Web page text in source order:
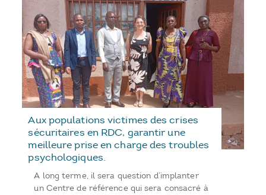
Aux populations victimes des crises
sécuritaires en RDC, garantir une
meilleure prise en charge des troubles
psychologiques.
A long terme, il sera question d’implanter
un Centre de référence qui sera consacré à